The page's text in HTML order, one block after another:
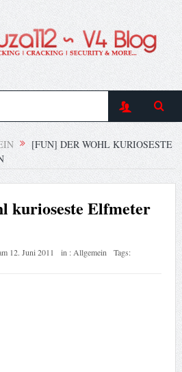
[FUN] DER WOHL KURIOSESTE
kurioseste Elfmeter
12. Juni 2011 in : Allgemein
Tags: